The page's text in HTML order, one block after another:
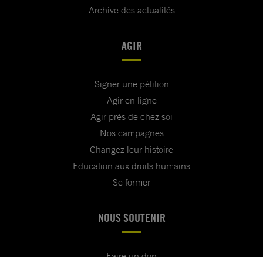
Archive des actualités
AGIR
Signer une pétition
Agir en ligne
Agir près de chez soi
Nos campagnes
Changez leur histoire
Education aux droits humains
Se former
NOUS SOUTENIR